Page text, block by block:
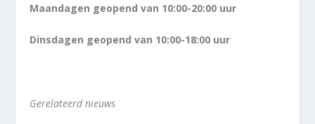
Maandagen geopend van 10:00-20:00 uur
Dinsdagen geopend van 10:00-18:00 uur
Gerelateerd nieuws